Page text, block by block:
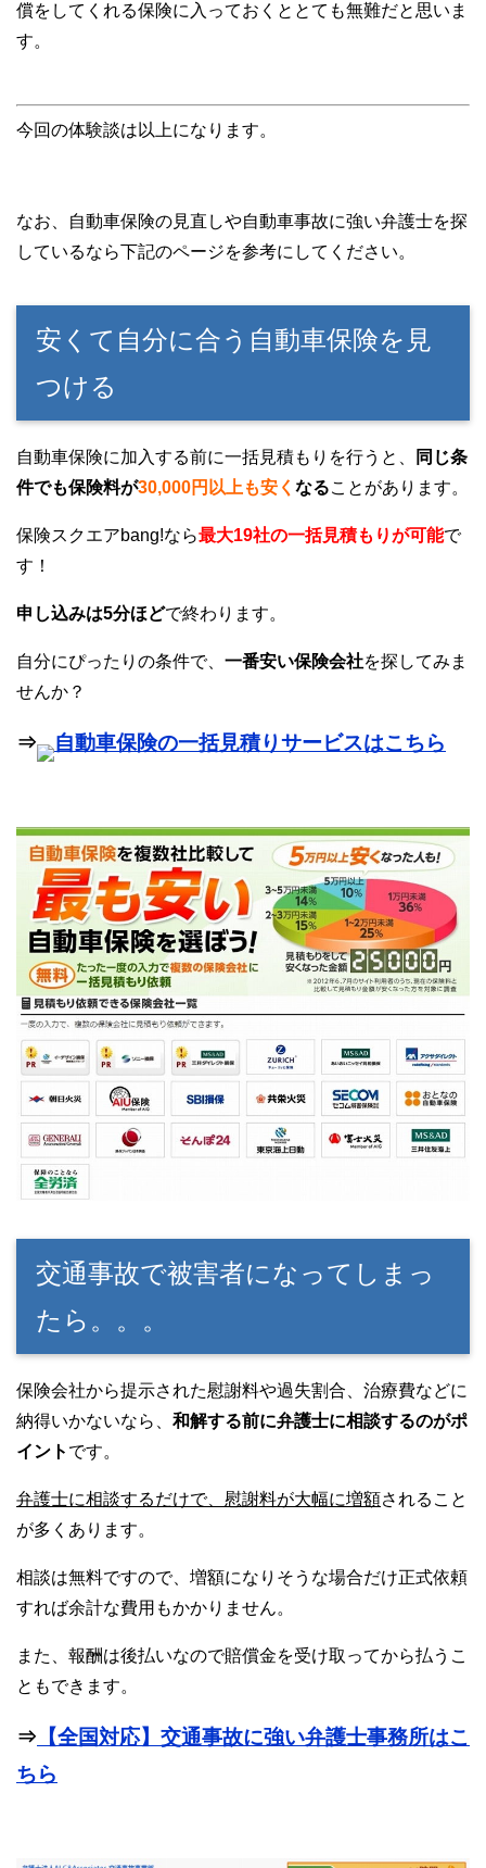
償をしてくれる保険に入っておくととても無難だと思いま
す。
今回の体験談は以上になります。
なお、自動車保険の見直しや自動車事故に強い弁護士を探
しているなら下記のページを参考にしてください。
安くて自分に合う自動車保険を見
つける
自動車保険に加入する前に一括見積もりを行うと、
同じ条
件でも保険料が30,000円以上も安く なることがあります。
保険スクエアbang!なら最大19社の一括見積もりが可能で
す！
申し込みは5分ほどで終わります。
自分にぴったりの条件で、 一番安い保険会社を探してみま
せんか？
⇒ 自動車保険の一括見積りサービスはこちら
交通事故で被害者になってしまっ
たら。。。
保険会社から提示された慰謝料や過失割合、治療費などに
納得いかないなら、 和解する前に弁護士に相談するのがポ
イント です。
弁護士に相談するだけで、慰謝料が大幅に増額されること
が多くあります。
相談は無料ですので、増額になりそうな場合だけ正式依頼
すれば余計な費用もかかりません。
また、報酬は後払いなので賠償金を受け取ってから払うこ
ともできます。
⇒ 【全国対応】交通事故に強い弁護士事務所はこ
ちら